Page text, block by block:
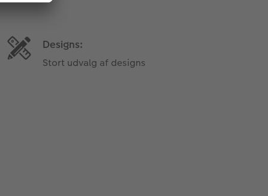
Designs:
Stort udvalg af designs